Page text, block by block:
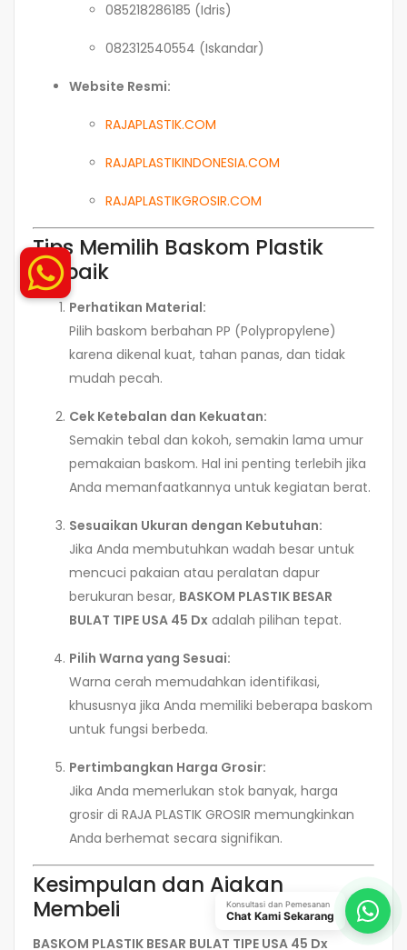
085218286185 (Idris)
082312540554 (Iskandar)
Website Resmi:
RAJAPLASTIK.COM
RAJAPLASTIKINDONESIA.COM
RAJAPLASTIKGROSIR.COM
Tips Memilih Baskom Plastik
Terbaik
Perhatikan Material:
Pilih baskom berbahan PP (Polypropylene)
karena dikenal kuat, tahan panas, dan tidak
mudah pecah.
Cek Ketebalan dan Kekuatan:
Semakin tebal dan kokoh, semakin lama umur
pemakaian baskom. Hal ini penting terlebih jika
Anda memanfaatkannya untuk kegiatan berat.
Sesuaikan Ukuran dengan Kebutuhan:
Jika Anda membutuhkan wadah besar untuk
mencuci pakaian atau peralatan dapur
berukuran besar, BASKOM PLASTIK BESAR
BULAT TIPE USA 45 Dx adalah pilihan tepat.
Pilih Warna yang Sesuai:
Warna cerah memudahkan identifikasi,
khususnya jika Anda memiliki beberapa baskom
untuk fungsi berbeda.
Pertimbangkan Harga Grosir:
Jika Anda memerlukan stok banyak, harga
grosir di RAJA PLASTIK GROSIR memungkinkan
Anda berhemat secara signifikan.
Kesimpulan dan Ajakan
Membeli
BASKOM PLASTIK BESAR BULAT TIPE USA 45 Dx
Konsultasi dan Pemesanan
Chat Kami Sekarang